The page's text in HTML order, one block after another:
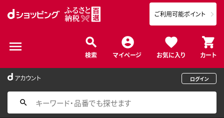
検索 マイページ お気に入り カート
ご利用可能ポイント
アカウント ログイン